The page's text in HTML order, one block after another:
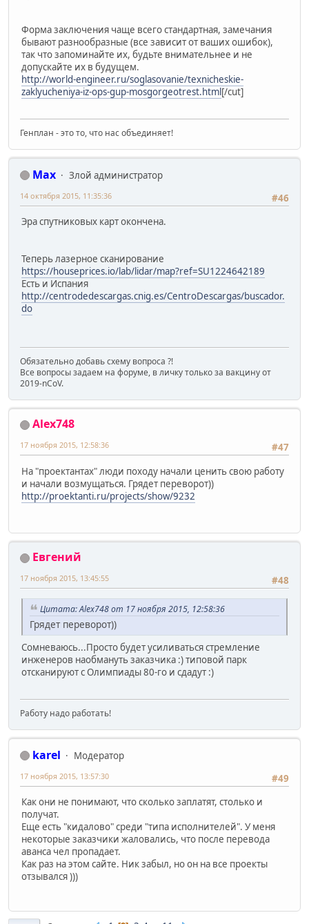
Форма заключения чаще всего стандартная, замечания
бывают разнообразные (все зависит от ваших ошибок),
так что запоминайте их, будьте внимательнее и не
допускайте их в будущем.
http://world-engineer.ru/soglasovanie/texnicheskie-
zaklyucheniya-iz-ops-gup-mosgorgeotrest.html [/cut]
Генплан - это то, что нас объединяет!
Max
Злой администратор
#46
14 октября 2015, 11:35:36
Эра спутниковых карт окончена.
Теперь лазерное сканирование
https://houseprices.io/lab/lidar/map?ref=SU1224642189
Есть и Испания
http://centrodedescargas.cnig.es/CentroDescargas/buscador.
do
Обязательно добавь схему вопроса ?!
Все вопросы задаем на форуме, в личку только за вакцину от
2019-nCoV.
Alex748
#47
17 ноября 2015, 12:58:36
На "проектантах" люди походу начали ценить свою работу
и начали возмущаться. Грядет переворот))
http://proektanti.ru/projects/show/9232
Евгений
#48
17 ноября 2015, 13:45:55
Цитата: Alex748 от 17 ноября 2015, 12:58:36
Грядет переворот))
Сомневаюсь...Просто будет усиливаться стремление
инженеров наобмануть заказчика :) типовой парк
отсканируют с Олимпиады 80-го и сдадут :)
Работу надо работать!
karel
Модератор
#49
17 ноября 2015, 13:57:30
Как они не понимают, что сколько заплатят, столько и
получат.
Еще есть "кидалово" среди "типа исполнителей". У меня
некоторые заказчики жаловались, что после перевода
аванса чел пропадает.
Как раз на этом сайте. Ник забыл, но он на все проекты
отзывался )))